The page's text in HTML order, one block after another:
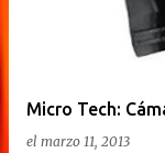
Micro Tech:
el marzo 11, 2013